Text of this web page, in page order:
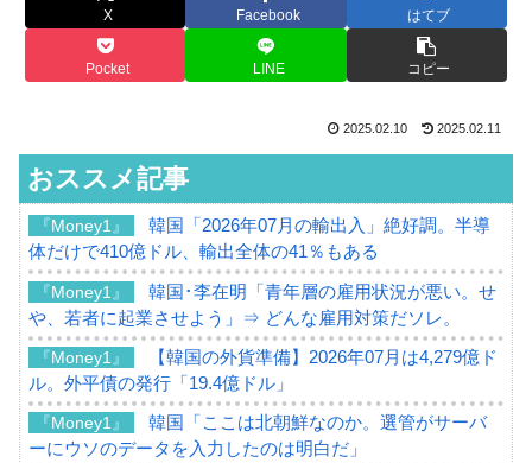
X Facebook はてブ
Pocket LINE コピー
2025.02.10 2025.02.11
おススメ記事
『Money1』
韓国「2026年07月の輸出入」絶好調。半導
体だけで410億ドル、輸出全体の41％もある
『Money1』
韓国･李在明「青年層の雇用状況が悪い。せ
や、若者に起業させよう」⇒ どんな雇用対策だソレ。
『Money1』
【韓国の外貨準備】2026年07月は4,279億ド
ル。外平債の発行「19.4億ドル」
『Money1』
韓国「ここは北朝鮮なのか。選管がサーバ
ーにウソのデータを入力したのは明白だ」